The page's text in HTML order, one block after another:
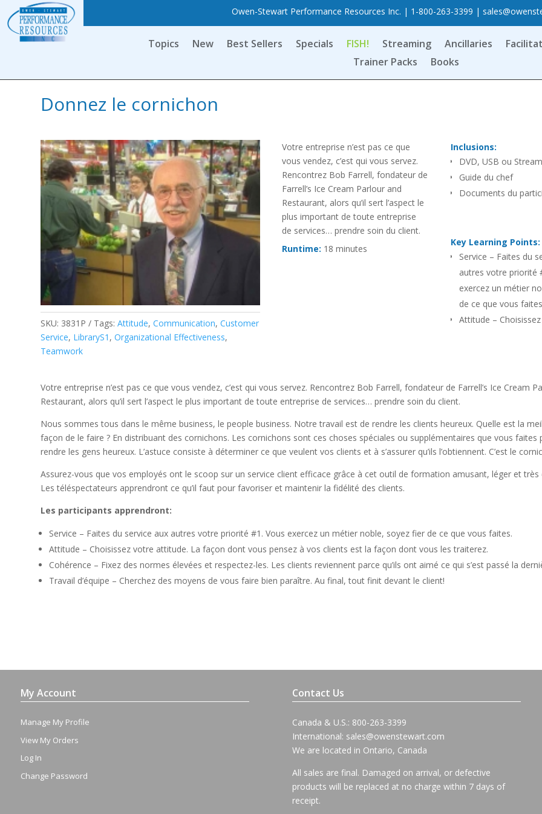
Owen-Stewart Performance Resources Inc. | 1-800-263-3399 |
Topics New Best Sellers Specials FISH! Streaming Ancillaries
Trainer Packs
Books
Donnez le cornichon
SKU: 3831P Tags:Attitude,Communication,Customer
Service, LibraryS1 ,Organizational Effectiveness,
Teamwork
Votre entreprise n’est pas ce que
vous vendez, c’est qui vous servez.
Rencontrez Bob Farrell, fondateur de
Farrell’s Ice Cream Parlour and
Restaurant, alors qu’il sert l’aspect le
plus important de toute entreprise
de services… prendre soin du client.
Runtime: 18 minutes
Inclusions:
DVD, USB ou
Guide du chef
Documents du
Key Learning Points:
Service – Faites du
autres votre priorité
exercez un métier
de ce que vous
Attitude –
Cohérence – Fixez
aimé ce qui s’est
moyens de vous
Votre entreprise n’est pas ce que vous vendez, c’est qui vous servez. Rencontrez Bob Farrell, fondateur de Farrell’s Ice Cream
Restaurant, alors qu’il sert l’aspect le plus important de toute entreprise de services… prendre soin du client.
Nous sommes tous dans le même business, le people business. Notre travail est de rendre les clients heureux. Quelle est la
façon de le faire ? En distribuant des cornichons. Les cornichons sont ces choses spéciales ou supplémentaires que vous faites
rendre les gens heureux. L’astuce consiste à déterminer ce que veulent vos clients et à s’assurer qu’ils l’obtiennent. C’est le
Assurez-vous que vos employés ont le scoop sur un service client efficace grâce à cet outil de formation amusant, léger et très
Les téléspectateurs apprendront ce qu’il faut pour favoriser et maintenir la fidélité des clients.
Les participants apprendront:
Service – Faites du service aux autres votre priorité #1.Vous exercez un métier noble, soyez fier de ce que vous faites.
Attitude – Choisissez votre attitude. La façon dont vous pensez à vos clients est la façon dont vous les traiterez.
Cohérence – Fixez des normes élevées et respectez-les. Les clients reviennent parce qu’ils ont aimé ce qui s’est passé la
Travail d’équipe – Cherchez des moyens de vous faire bien paraître. Au final, tout finit devant le client!
My Account
Manage My Profile
View My Orders
Log In
Change Password
Contact Us
Canada & U.S.: 800-263-3399
International: sales@owenstewart.com
We are located in Ontario, Canada
All sales are final. Damaged on arrival, or defective
products will be replaced at no charge within 7 days of
receipt.